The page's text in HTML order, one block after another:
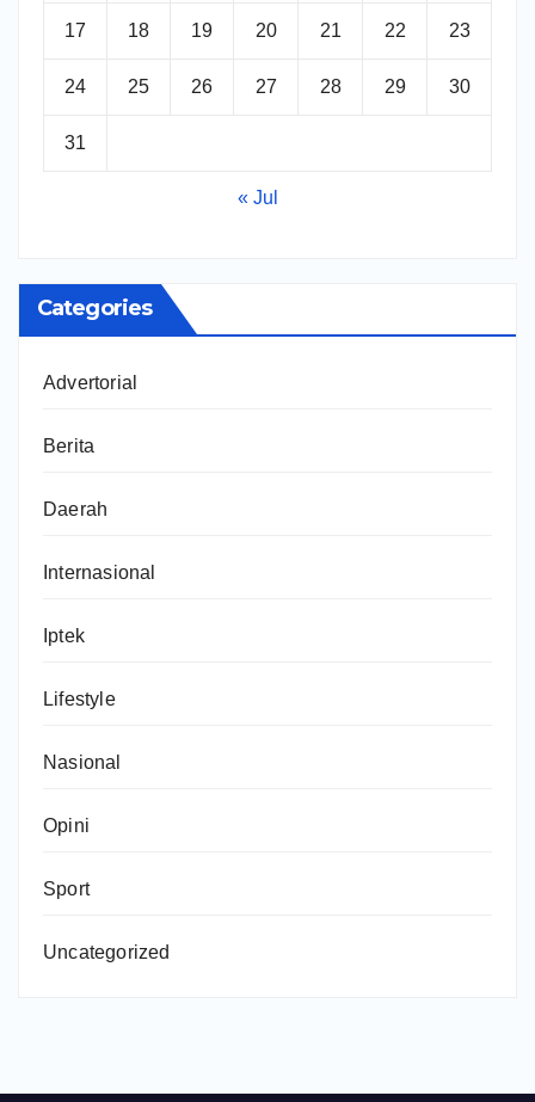
17 18 19 20 21 22 23
24 25 26 27 28 29 30
31
« Jul
Categories
Advertorial
Berita
Daerah
Internasional
Iptek
Lifestyle
Nasional
Opini
Sport
Uncategorized